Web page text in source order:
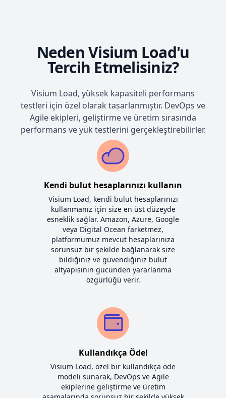
Neden Visium Load'u
Tercih Etmelisiniz?
Visium Load, yüksek kapasiteli performans
testleri için özel olarak tasarlanmıştır. DevOps ve
Agile ekipleri, geliştirme ve üretim sırasında
performans ve yük testlerini gerçekleştirebilirler.
Kendi bulut hesaplarınızı kullanın
Visium Load, kendi bulut hesaplarınızı
kullanmanız için size en üst düzeyde
esneklik sağlar. Amazon, Azure, Google
veya Digital Ocean farketmez,
platformumuz mevcut hesaplarınıza
sorunsuz bir şekilde bağlanarak size
bildiğiniz ve güvendiğiniz bulut
altyapısının gücünden yararlanma
özgürlüğü verir.
Kullandıkça Öde!
Visium Load, özel bir kullandıkça öde
modeli sunarak, DevOps ve Agile
ekiplerine geliştirme ve üretim